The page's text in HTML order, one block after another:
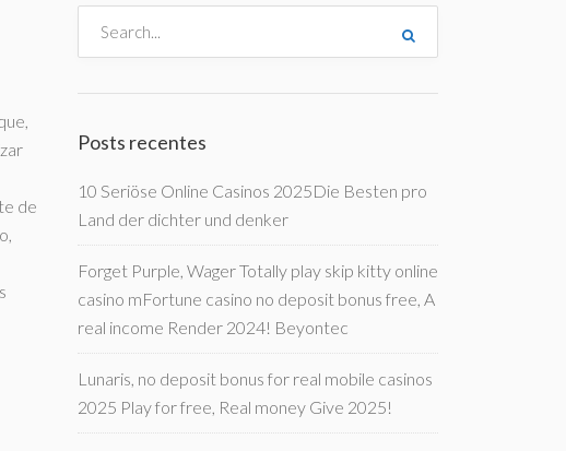
de
Posts recentes
10 Seriöse Online Casinos 2025Die Besten pro
Land der dichter und denker
Forget Purple, Wager Totally play skip kitty online
casino mFortune casino no deposit bonus free, A
real income Render 2024! Beyontec
Lunaris, no deposit bonus for real mobile casinos
2025 Play for free, Real money Give 2025!